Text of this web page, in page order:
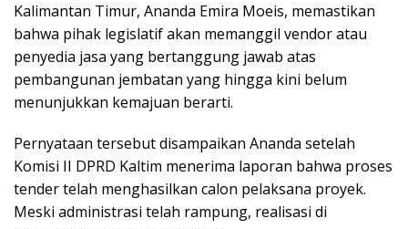
Kalimantan Timur, Ananda Emira Moeis, memastikan
bahwa pihak legislatif akan memanggil vendor atau
penyedia jasa yang bertanggung jawab atas
pembangunan jembatan yang hingga kini belum
menunjukkan kemajuan berarti.
Pernyataan tersebut disampaikan Ananda setelah
Komisi II DPRD Kaltim menerima laporan bahwa proses
tender telah menghasilkan calon pelaksana proyek.
Meski administrasi telah rampung, realisasi di